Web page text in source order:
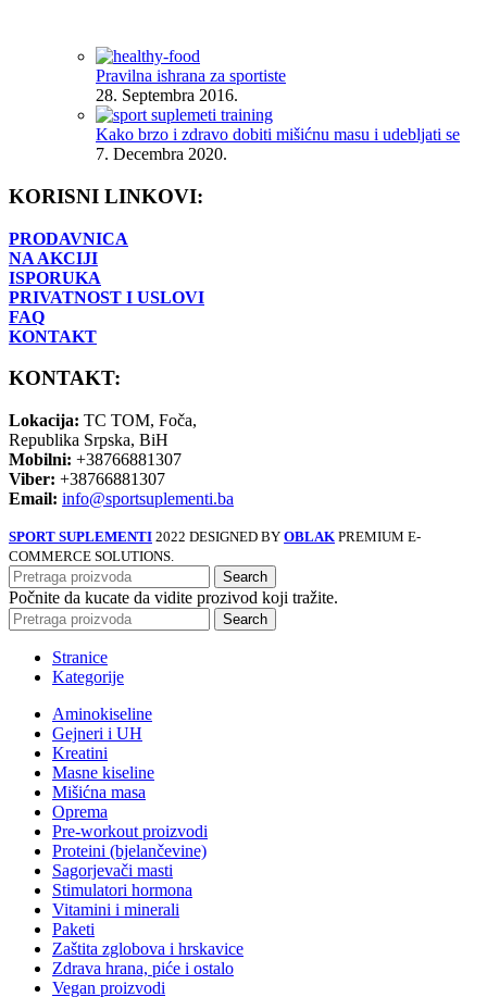
Pravilna ishrana za sportiste
28. Septembra 2016.
Kako brzo i zdravo dobiti mišićnu masu i udebljati se
7. Decembra 2020.
KORISNI LINKOVI:
PRODAVNICA
NA AKCIJI
ISPORUKA
PRIVATNOST I USLOVI
FAQ
KONTAKT
KONTAKT:
Lokacija: TC TOM, Foča,
Republika Srpska, BiH
Mobilni: +38766881307
Viber: +38766881307
Email: info@sportsuplementi.ba
SPORT SUPLEMENTI 2022 DESIGNED BY OBLAK PREMIUM E-
COMMERCE SOLUTIONS.
Search
Počnite da kucate da vidite prozivod koji tražite.
Search
Stranice
Kategorije
Aminokiseline
Gejneri i UH
Kreatini
Masne kiseline
Mišićna masa
Oprema
Pre-workout proizvodi
Proteini (bjelančevine)
Sagorjevači masti
Stimulatori hormona
Vitamini i minerali
Paketi
Zaštita zglobova i hrskavice
Zdrava hrana, piće i ostalo
Vegan proizvodi